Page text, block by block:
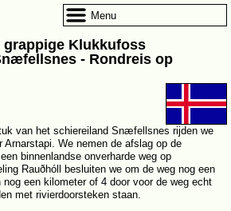
grappige Klukkufoss
- Rondreis op
van het schiereiland Snæfellsnes rijden we
Arnarstapi. We nemen de afslag op de
binnenlandse onverharde weg op
Rauðhóll besluiten we om de weg nog een
een kilometer of 4 door voor de weg echt
met rivierdoorsteken staan.
Menu